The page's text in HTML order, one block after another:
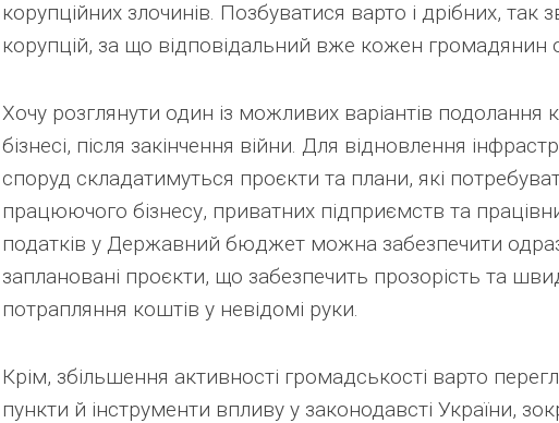
корупційних злочинів. Позбуватися варто і дрібних, так
корупцій, за що відповідальний вже кожен громадянин
Хочу розглянути один із можливих варіантів подолання
бізнесі, після закінчення війни. Для відновлення
споруд складатимуться проєкти та плани, які
працюючого бізнесу, приватних підприємств та
податків у Державний бюджет можна забезпечити
заплановані проєкти, що забезпечить прозорість та
потрапляння коштів у невідомі руки.
Крім, збільшення активності громадськості варто
пункти й інструменти впливу у законодавсті України,